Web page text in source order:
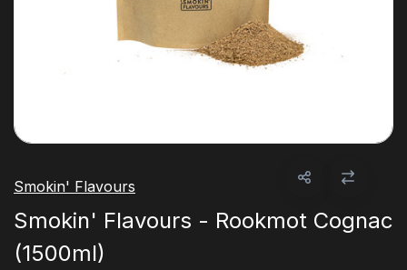
Smokin' Flavours
Smokin' Flavours - Rookmot Cognac
(1500ml)